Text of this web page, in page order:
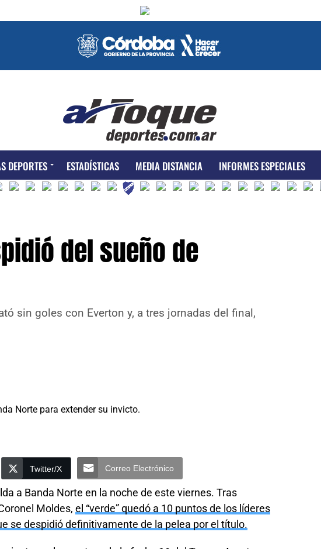
DEPORTES ESTADÍSTICAS MEDIA DISTANCIA INFORMES ESPECIALES
del sueño de
sin goles con Everton y, a tres jornadas del final,
Twitter/X Correo Electrónico
a Banda Norte en la noche de este viernes. Tras
Moldes, el “verde” quedó a 10 puntos de los líderes
se despidió definitivamente de la pelea por el título.